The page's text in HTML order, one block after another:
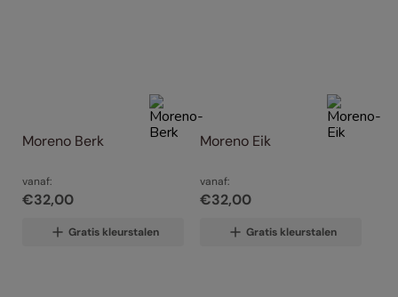
Moreno Berk
vanaf:
€32,00
Gratis kleurstalen
Moreno Eik
vanaf:
€32,00
Gratis kleurstalen